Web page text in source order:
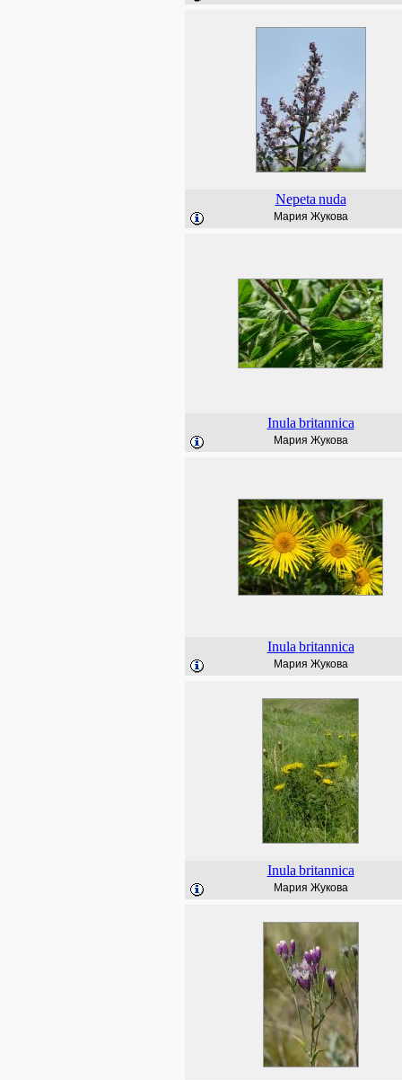
Nepeta nuda
Мария Жукова
Inula britannica
Мария Жукова
Inula britannica
Мария Жукова
Inula britannica
Мария Жукова